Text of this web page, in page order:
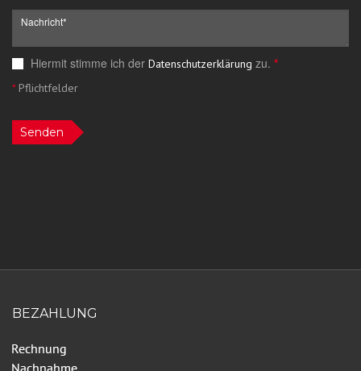
Hiermit stimme ich der Datenschutzerklärung zu. *
*Pflichtfelder
Senden
BEZAHLUNG